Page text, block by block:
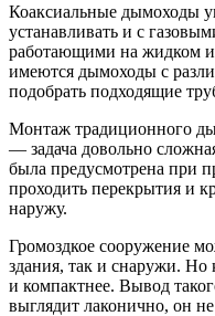
Коаксиальные дымоходы
устанавливать и с
работающими на жидком
имеются дымоходы с
подобрать подходящие
Монтаж традиционного
— задача довольно
была предусмотрена при
проходить перекрытия и
наружу.
Громоздкое сооружение
здания, так и снаружи. Но
и компактнее. Вывод
выглядит лаконично, он